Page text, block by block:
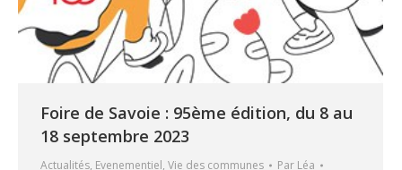
Foire de Savoie : 95ème édition, du 8 au
18 septembre 2023
Actualités, Evenementiel, Vie des communes Par Léa